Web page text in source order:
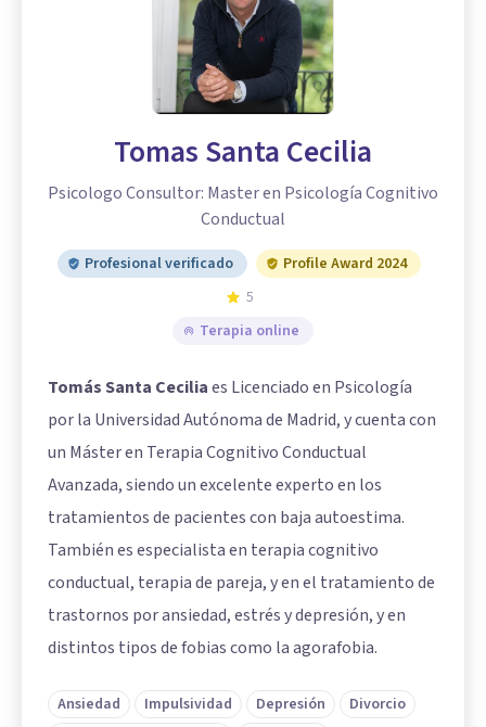
Tomas Santa Cecilia
Psicologo Consultor: Master en Psicología Cognitivo
Conductual
Profesional verificado
Profile Award 2024
5
Terapia online
Tomás Santa Ceciliaes Licenciado en Psicología
por la Universidad Autónoma de Madrid, y cuenta con
un Máster en Terapia Cognitivo Conductual
Avanzada, siendo un excelente experto en los
tratamientos de pacientes con baja autoestima.
También es especialista en terapia cognitivo
conductual, terapia de pareja, y en el tratamiento de
trastornos por ansiedad, estrés y depresión, y en
distintos tipos de fobias como la agorafobia.
Ansiedad Impulsividad Depresión
Divorcio